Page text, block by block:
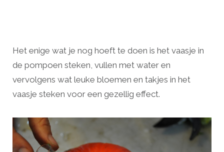
Het enige wat je nog hoeft te doen is het vaasje in
de pompoen steken, vullen met water en
vervolgens wat leuke bloemen en takjes in het
vaasje steken voor een gezellig effect.